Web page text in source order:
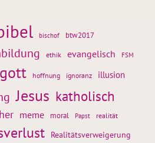
bischof btw2017
ethik evangelisch FSM
gott hoffnung ignoranz illusion
Jesus katholisch
meme moral Papst realität
Realitätsverweigerung